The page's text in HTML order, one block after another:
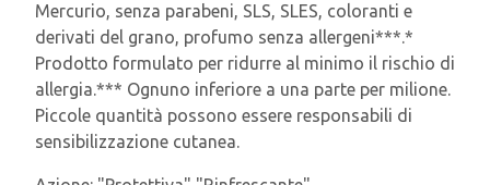
Mercurio, senza parabeni, SLS, SLES, coloranti e
derivati del grano, profumo senza allergeni***.*
Prodotto formulato per ridurre al minimo il rischio di
allergia.*** Ognuno inferiore a una parte per milione.
Piccole quantità possono essere responsabili di
sensibilizzazione cutanea.